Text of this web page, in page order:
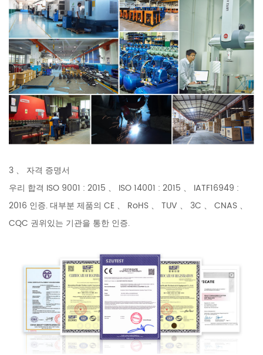
3 、 자격 증명서
우리 합격 ISO 9001 : 2015 、 ISO 14001 : 2015 、 IATF16949 :
2016 인증. 대부분 제품의 CE 、 RoHS 、 TUV 、 3C 、 CNAS 、
CQC 권위있는 기관을 통한 인증.